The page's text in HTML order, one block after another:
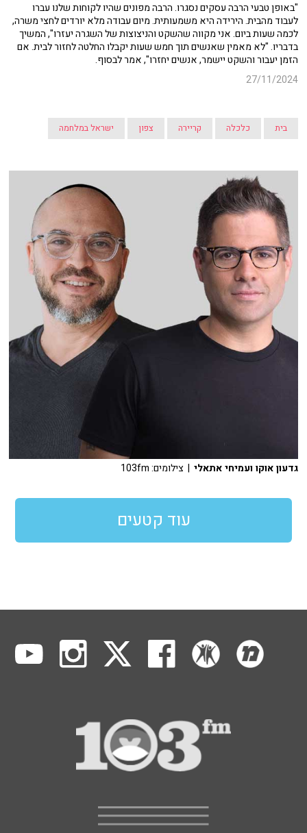
"באופן טבעי הרבה עסקים נסגרו. הרבה מפונים שהיו לקוחות שלנו עברו
לעבוד מהבית. הירידה היא משמעותית. מיום עבודה מלא יורדים לחצי משרה,
לכמה שעות ביום. אני מקווה שהשקט והניצוצות של השגרה יעזרו", המשיך
בדבריו. "לא מאמין שאנשים תוך חמש שעות יקבלו החלטה לחזור לבית. אם
הזמן יעבור והשקט יישמר, אנשים יחזרו", אמר לבסוף.
27/11/2024
בית כלכלה קריירה צפון ישראל במלחמה
גדעון אוקו ועמיחי אתאלי | צילומים: 103fm
עוד קטעים